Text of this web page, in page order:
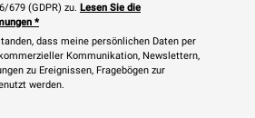
679 (GDPR) zu. Lesen Sie die
*
dass meine persönlichen Daten per
Kommunikation, Newslettern,
zu Ereignissen, Fragebögen zur
werden.